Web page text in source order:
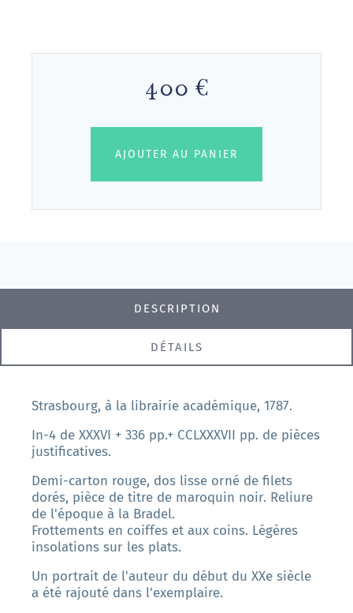
400 €
AJOUTER AU PANIER
DESCRIPTION
DÉTAILS
Strasbourg, à la librairie académique, 1787.
In-4 de XXXVI + 336 pp.+ CCLXXXVII pp. de pièces
justificatives.
Demi-carton rouge, dos lisse orné de filets
dorés, pièce de titre de maroquin noir. Reliure
de l'époque à la Bradel.
Frottements en coiffes et aux coins. Légères
insolations sur les plats.
Un portrait de l'auteur du début du XXe siècle
a été rajouté dans l'exemplaire.